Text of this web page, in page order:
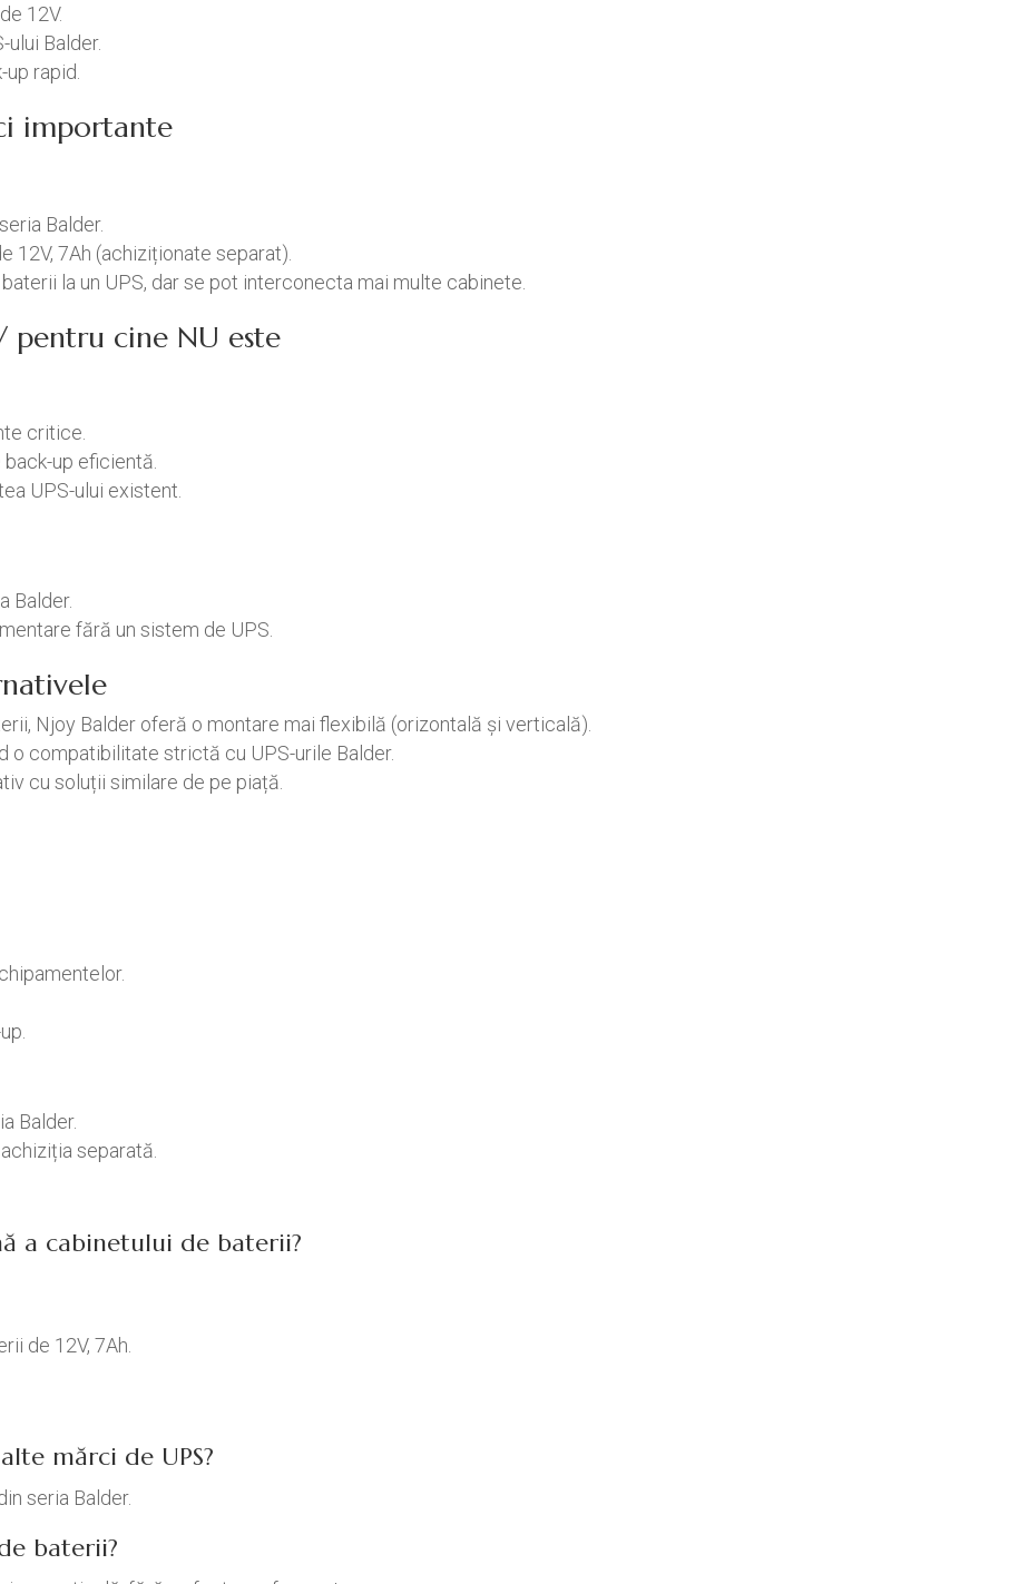
12V.
Balder.
rapid.
importante
Balder.
12V, 7Ah (achiziționate separat).
la un UPS, dar se pot interconecta mai multe cabinete.
pentru cine NU este
critice.
up eficientă.
UPS-ului existent.
Balder.
fără un sistem de UPS.
Njoy Balder oferă o montare mai flexibilă (orizontală și verticală).
o compatibilitate strictă cu UPS-urile Balder.
cu soluții similare de pe piață.
Balder.
separată.
a cabinetului de baterii?
de 12V, 7Ah.
mărci de UPS?
seria Balder.
baterii?